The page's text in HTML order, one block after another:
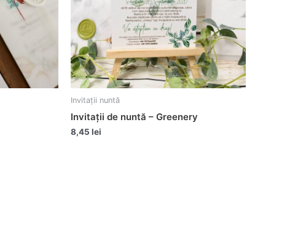
Invitații nuntă
Invitații de nuntă – Greenery
8,45 lei